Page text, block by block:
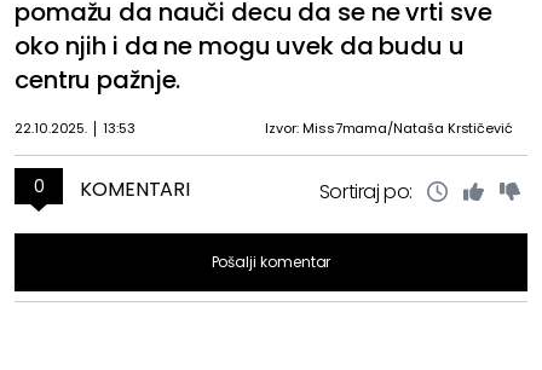
pomažu da nauči decu da se ne vrti sve
oko njih i da ne mogu uvek da budu u
centru pažnje.
22.10.2025. 13:53 Izvor: Miss7mama/Nataša Krstičević
0 KOMENTARI Sortiraj po:
Pošalji komentar